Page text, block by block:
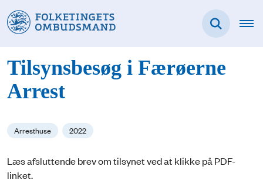
Tilsynsbesøg i Færøerne
Arrest
Arresthuse 2022
Læs afsluttende brev om tilsynet ved at klikke på PDF-
linket.